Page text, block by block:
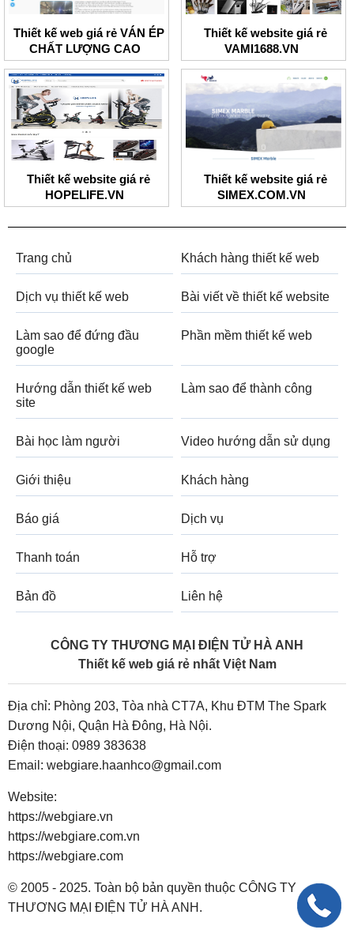
Thiết kế web giá rẻ VÁN ÉP
CHẤT LƯỢNG CAO
Thiết kế website giá rẻ
VAMI1688.VN
Thiết kế website giá rẻ
HOPELIFE.VN
Thiết kế website giá rẻ
SIMEX.COM.VN
Trang chủ Khách hàng thiết kế web
Dịch vụ thiết kế web Bài viết về thiết kế website
Làm sao để đứng đầu
google
Phần mềm thiết kế web
Hướng dẫn thiết kế web
site
Làm sao để thành công
Bài học làm người Video hướng dẫn sử dụng
Giới thiệu Khách hàng
Báo giá Dịch vụ
Thanh toán Hỗ trợ
Bản đồ Liên hệ
CÔNG TY THƯƠNG MẠI ĐIỆN TỬ HÀ ANH
Thiết kế web giá rẻ nhất Việt Nam
Địa chỉ: Phòng 203, Tòa nhà CT7A, Khu ĐTM The Spark
Dương Nội, Quận Hà Đông, Hà Nội.
Điện thoại: 0989 383638
Email: webgiare.haanhco@gmail.com
Website:
https://webgiare.vn
https://webgiare.com.vn
https://webgiare.com
© 2005 - 2025. Toàn bộ bản quyền thuộc CÔNG TY
THƯƠNG MẠI ĐIỆN TỬ HÀ ANH.